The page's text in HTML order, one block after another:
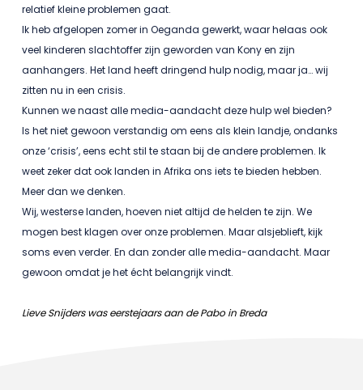
relatief kleine problemen gaat.
Ik heb afgelopen zomer in Oeganda gewerkt, waar helaas ook
veel kinderen slachtoffer zijn geworden van Kony en zijn
aanhangers. Het land heeft dringend hulp nodig, maar ja… wij
zitten nu in een crisis.
Kunnen we naast alle media-aandacht deze hulp wel bieden?
Is het niet gewoon verstandig om eens als klein landje, ondanks
onze ‘crisis’, eens echt stil te staan bij de andere problemen. Ik
weet zeker dat ook landen in Afrika ons iets te bieden hebben.
Meer dan we denken.
Wij, westerse landen, hoeven niet altijd de helden te zijn. We
mogen best klagen over onze problemen. Maar alsjeblieft, kijk
soms even verder. En dan zonder alle media-aandacht. Maar
gewoon omdat je het écht belangrijk vindt.
Lieve Snijders was eerstejaars aan de Pabo in Breda